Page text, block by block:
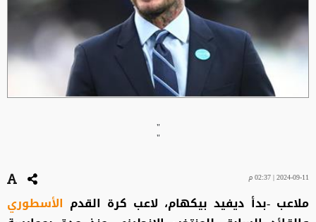
"
"
2024-09-11 | 02:37 م
ملاعب -بدأ ديفيد بيكهام، لاعب كرة القدم الأسطوري